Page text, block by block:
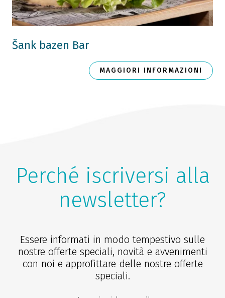
Šank bazen Bar
MAGGIORI INFORMAZIONI
Perché iscriversi alla
newsletter?
Essere informati in modo tempestivo sulle
nostre offerte speciali, novità e avvenimenti
con noi e approfittare delle nostre offerte
speciali.